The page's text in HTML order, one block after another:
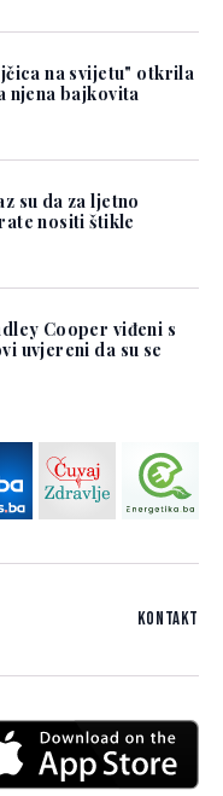
na svijetu" otkrila
njena bajkovita
su da za ljetno
nositi štikle
Cooper viđeni s
uvjereni da su se
Kontakt